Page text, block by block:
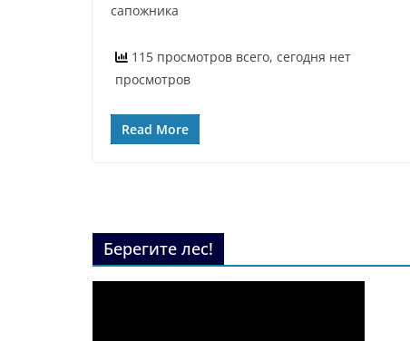
сапожника
115 просмотров всего, сегодня нет
просмотров
Read More
Берегите лес!